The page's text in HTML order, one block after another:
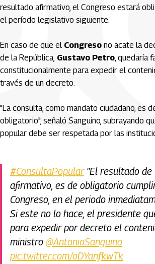
resultado afirmativo, el Congreso estará
el período legislativo siguiente.
En caso de que el Congreso no acate la
de la República, Gustavo Petro, quedaría
constitucionalmente para expedir el
través de un decreto.
"La consulta, como mandato ciudadano, es
obligatorio", señaló Sanguino, subrayando
popular debe ser respetada por las
#ConsultaPopular"El resultado de
afirmativo, es de obligatorio
Congreso, en el periodo
Si este no lo hace, el presidente
para expedir por decreto el
ministro @AntonioSanguino
pic.twitter.com/oDYanfkwTk